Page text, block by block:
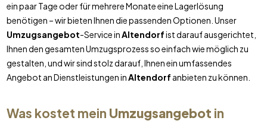
ein paar Tage oder für mehrere Monate eine Lagerlösung
benötigen – wir bieten Ihnen die passenden Optionen. Unser
Umzugsangebot-Service inAltendorfist darauf ausgerichtet,
Ihnen den gesamten Umzugsprozess so einfach wie möglich zu
gestalten, und wir sind stolz darauf, Ihnen ein umfassendes
Angebot an Dienstleistungen inAltendorf anbieten zu können.
Was kostet mein Umzugsangebot in